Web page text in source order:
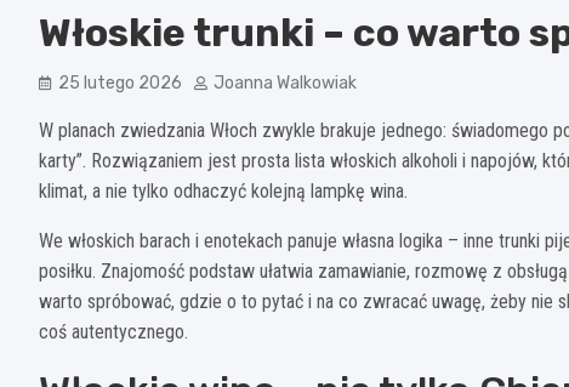
Włoskie trunki – co warto
25 lutego 2026 Joanna Walkowiak
W planach zwiedzania Włoch zwykle brakuje jednego: świadomego
karty”. Rozwiązaniem jest prosta lista włoskich alkoholi i napojów,
klimat, a nie tylko odhaczyć kolejną lampkę wina.
We włoskich barach i enotekach panuje własna logika – inne trunki
posiłku. Znajomość podstaw ułatwia zamawianie, rozmowę z
warto spróbować, gdzie o to pytać i na co zwracać uwagę, żeby
coś autentycznego.